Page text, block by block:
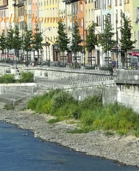
l'homme du